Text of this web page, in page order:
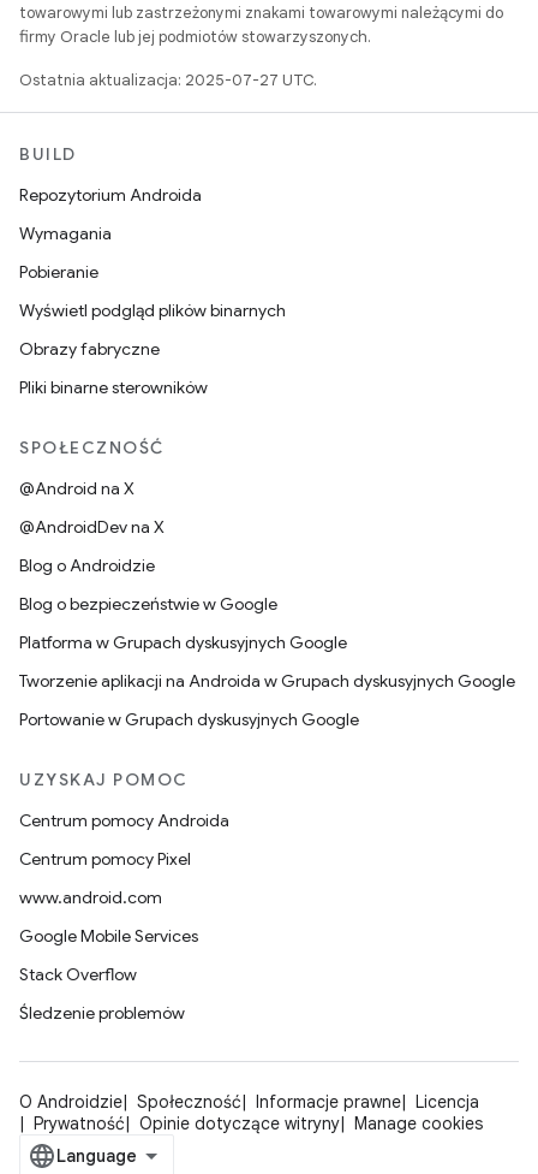
towarowymi lub zastrzeżonymi znakami towarowymi należącymi do
firmy Oracle lub jej podmiotów stowarzyszonych.
Ostatnia aktualizacja: 2025-07-27 UTC.
BUILD
Repozytorium Androida
Wymagania
Pobieranie
Wyświetl podgląd plików binarnych
Obrazy fabryczne
Pliki binarne sterowników
SPOŁECZNOŚĆ
@Android na X
@AndroidDev na X
Blog o Androidzie
Blog o bezpieczeństwie w Google
Platforma w Grupach dyskusyjnych Google
Tworzenie aplikacji na Androida w Grupach dyskusyjnych Google
Portowanie w Grupach dyskusyjnych Google
UZYSKAJ POMOC
Centrum pomocy Androida
Centrum pomocy Pixel
www.android.com
Google Mobile Services
Stack Overflow
Śledzenie problemów
O Androidzie Społeczność Informacje prawne
Licencja
Prywatność
Opinie dotyczące witryny Manage cookies